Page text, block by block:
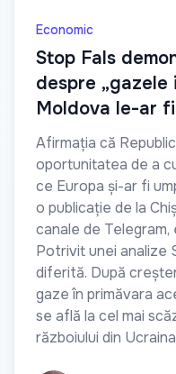
Economic
Stop Fals
despre „gazele
Moldova le-ar
Afirmația că
oportunitatea de a
ce Europa și-ar fi
o publicație de la
canale de
Potrivit unei analize
diferită. După
gaze în primăvara
se află la cel mai
războiului din